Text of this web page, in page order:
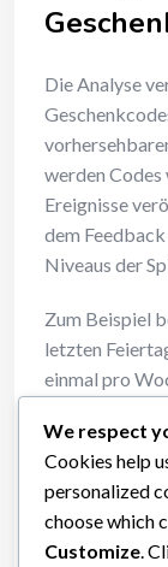
Die Analyse
werden
Ereignisse
dem
Niveaus der
Zum Beispiel
letzten
einmal pro
Aktivität der
Ereignis
We respect
Cookies help
personalized
choose which
Customize .